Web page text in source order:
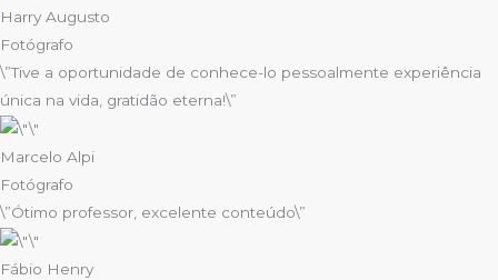
Harry Augusto
Fotógrafo
\”Tive a oportunidade de conhece-lo pessoalmente experiência
única na vida, gratidão eterna!\”
Marcelo Alpi
Fotógrafo
\”Ótimo professor, excelente conteúdo\”
Fábio Henry